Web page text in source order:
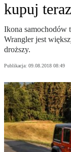
kupuj teraz
Ikona samochodów
Wrangler jest
droższy.
Publikacja: 09.08.2018 08:49